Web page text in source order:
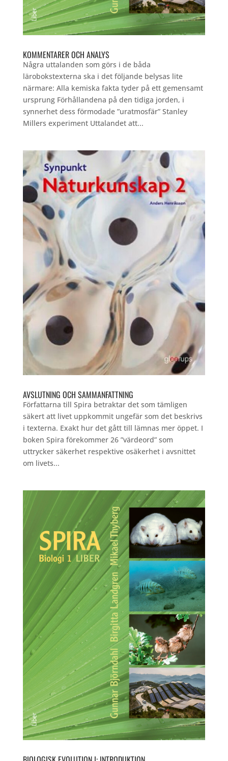
KOMMENTARER OCH ANALYS
Några uttalanden som görs i de båda
lärobokstexterna ska i det följande belysas lite
närmare: Alla kemiska fakta tyder på ett gemensamt
ursprung Förhållandena på den tidiga jorden, i
synnerhet dess förmodade ”uratmosfär” Stanley
Millers experiment Uttalandet att...
AVSLUTNING OCH SAMMANFATTNING
Författarna till Spira betraktar det som tämligen
säkert att livet uppkommit ungefär som det beskrivs
i texterna. Exakt hur det gått till lämnas mer öppet. I
boken Spira förekommer 26 ”värdeord” som
uttrycker säkerhet respektive osäkerhet i avsnittet
om livets...